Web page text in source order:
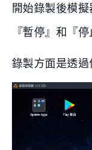
開始錄製後模
『暫停』和『
錄製方面是透